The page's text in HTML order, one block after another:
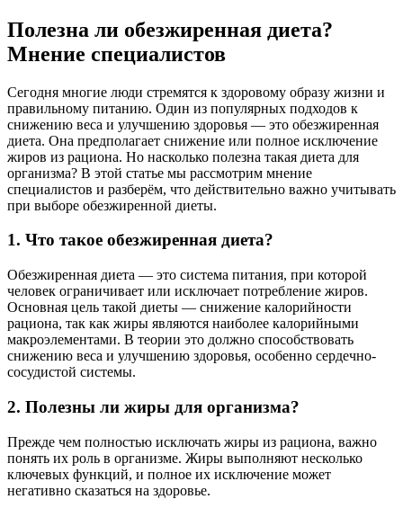
Полезна ли обезжиренная диета?
Мнение специалистов
Сегодня многие люди стремятся к здоровому образу жизни и
правильному питанию. Один из популярных подходов к
снижению веса и улучшению здоровья — это обезжиренная
диета. Она предполагает снижение или полное исключение
жиров из рациона. Но насколько полезна такая диета для
организма? В этой статье мы рассмотрим мнение
специалистов и разберём, что действительно важно учитывать
при выборе обезжиренной диеты.
1. Что такое обезжиренная диета?
Обезжиренная диета — это система питания, при которой
человек ограничивает или исключает потребление жиров.
Основная цель такой диеты — снижение калорийности
рациона, так как жиры являются наиболее калорийными
макроэлементами. В теории это должно способствовать
снижению веса и улучшению здоровья, особенно сердечно-
сосудистой системы.
2. Полезны ли жиры для организма?
Прежде чем полностью исключать жиры из рациона, важно
понять их роль в организме. Жиры выполняют несколько
ключевых функций, и полное их исключение может
негативно сказаться на здоровье.